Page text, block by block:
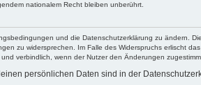
nationalem Recht bleiben unberührt.
und die Datenschutzerklärung zu ändern.
zu widersprechen. Im Falle des Widerspruchs erlischt
verbindlich, wenn der Nutzer den Änderungen
persönlichen Daten sind in der